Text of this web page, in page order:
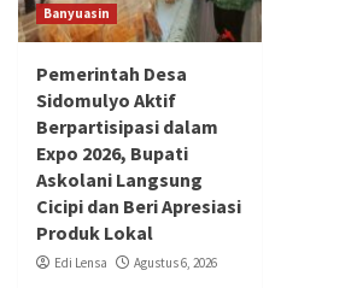
Banyuasin
Pemerintah Desa
Sidomulyo Aktif
Berpartisipasi dalam
Expo 2026, Bupati
Askolani Langsung
Cicipi dan Beri Apresiasi
Produk Lokal
Edi Lensa Agustus 6, 2026